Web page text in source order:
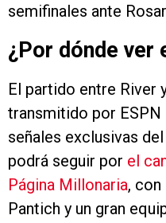
semifinales ante
¿Por dónde ver
El partido entre River
transmitido por
señales exclusivas
podrá seguir por el
Página Millonaria,
Pantich y un gran